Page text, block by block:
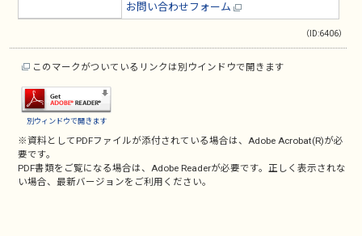
お問い合わせフォーム
（ID:6406）
このマークがついているリンクは別ウインドウで開きます
別ウィンドウで開きます
※資料としてPDFファイルが添付されている場合は、Adobe Acrobat(R)が必
要です。
PDF書類をご覧になる場合は、Adobe Readerが必要です。正しく表示されな
い場合、最新バージョンをご利用ください。